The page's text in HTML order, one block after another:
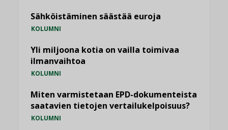
Sähköistäminen säästää euroja
KOLUMNI
Yli miljoona kotia on vailla toimivaa
ilmanvaihtoa
KOLUMNI
Miten varmistetaan EPD-dokumenteista
saatavien tietojen vertailukelpoisuus?
KOLUMNI